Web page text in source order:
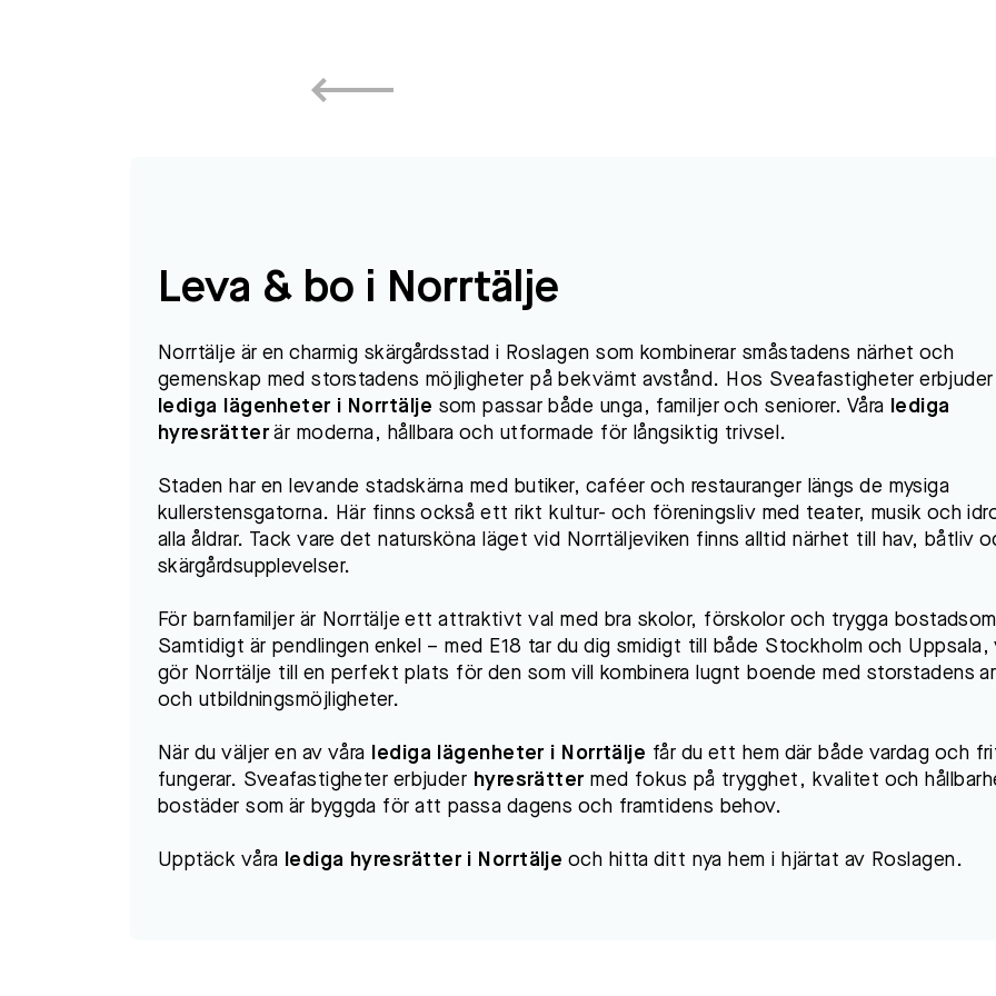
Leva & bo i Norrtälje
Norrtälje är en charmig skärgårdsstad i Roslagen som kombinerar småstadens närhet och
gemenskap med storstadens möjligheter på bekvämt avstånd. Hos Sveafastigheter
lediga lägenheter i Norrtälje som passar både unga, familjer och seniorer. Våra
lediga
hyresrätterär moderna, hållbara och utformade för långsiktig trivsel.
Staden har en levande stadskärna med butiker, caféer och restauranger längs de mysiga
kullerstensgatorna. Här finns också ett rikt kultur- och föreningsliv med teater, musik och
alla åldrar. Tack vare det natursköna läget vid Norrtäljeviken finns alltid närhet till hav, båtliv
skärgårdsupplevelser.
För barnfamiljer är Norrtälje ett attraktivt val med bra skolor, förskolor och trygga
Samtidigt är pendlingen enkel – med E18 tar du dig smidigt till både Stockholm och Uppsala,
gör Norrtälje till en perfekt plats för den som vill kombinera lugnt boende med storstadens
och utbildningsmöjligheter.
När du väljer en av våra lediga lägenheter i Norrtälje får du ett hem där både vardag och
fungerar. Sveafastigheter erbjuder hyresrättermed fokus på trygghet, kvalitet och
bostäder som är byggda för att passa dagens och framtidens behov.
Upptäck våra lediga hyresrätter i Norrtälje och hitta ditt nya hem i hjärtat av Roslagen.